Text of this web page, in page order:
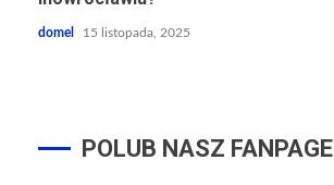
domel 15 listopada, 2025
POLUB NASZ FANPAGE